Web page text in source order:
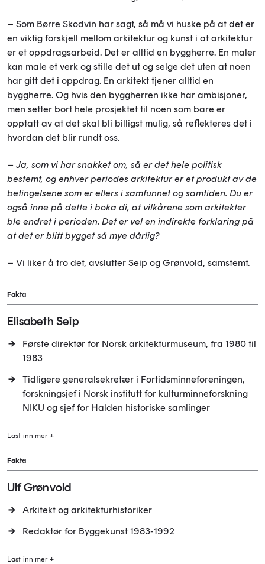
– Som Børre Skodvin har sagt, så må vi huske på at det er
en viktig forskjell mellom arkitektur og kunst i at arkitektur
er et oppdragsarbeid. Det er alltid en byggherre. En maler
kan male et verk og stille det ut og selge det uten at noen
har gitt det i oppdrag. En arkitekt tjener alltid en
byggherre. Og hvis den byggherren ikke har ambisjoner,
men setter bort hele prosjektet til noen som bare er
opptatt av at det skal bli billigst mulig, så reflekteres det i
hvordan det blir rundt oss.
– Ja, som vi har snakket om, så er det hele politisk
bestemt, og enhver periodes arkitektur er et produkt av de
betingelsene som er ellers i samfunnet og samtiden. Du er
også inne på dette i boka di, at vilkårene som arkitekter
ble endret i perioden. Det er vel en indirekte forklaring på
at det er blitt bygget så mye dårlig?
– Vi liker å tro det, avslutter Seip og Grønvold, samstemt.
Fakta
Elisabeth Seip
Første direktør for Norsk arkitekturmuseum, fra 1980 til
1983
Tidligere generalsekretær i Fortidsminneforeningen,
forskningsjef i Norsk institutt for kulturminneforskning
NIKU og sjef for Halden historiske samlinger
Last inn mer +
Fakta
Ulf Grønvold
Arkitekt og arkitekturhistoriker
Redaktør for Byggekunst 1983-1992
Last inn mer +